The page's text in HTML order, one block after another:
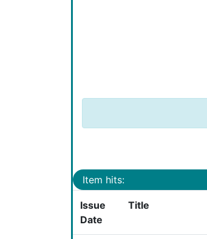
Item hits:
Issue
Date
Title